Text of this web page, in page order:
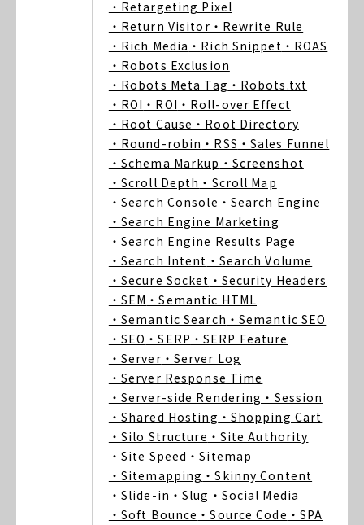
・Retargeting Pixel
・Return Visitor ・Rewrite Rule
・Rich Media ・Rich Snippet ・ROAS
・Robots Exclusion
・Robots Meta Tag ・Robots.txt
・ROI ・ROI ・Roll-over Effect
・Root Cause ・Root Directory
・Round-robin ・RSS ・Sales Funnel
・Schema Markup ・Screenshot
・Scroll Depth ・Scroll Map
・Search Console ・Search Engine
・Search Engine Marketing
・Search Engine Results Page
・Search Intent ・Search Volume
・Secure Socket ・Security Headers
・SEM ・Semantic HTML
・Semantic Search ・Semantic SEO
・SEO ・SERP ・SERP Feature
・Server ・Server Log
・Server Response Time
・Server-side Rendering ・Session
・Shared Hosting ・Shopping Cart
・Silo Structure ・Site Authority
・Site Speed ・Sitemap
・Sitemapping ・Skinny Content
・Slide-in ・Slug ・Social Media
・Soft Bounce ・Source Code ・SPA